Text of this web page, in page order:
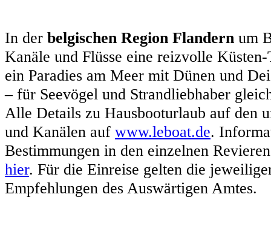
In der belgischen Region Flandern um
Kanäle und Flüsse eine reizvolle
ein Paradies am Meer mit Dünen und
– für Seevögel und Strandliebhaber
Alle Details zu Hausbooturlaub auf den
und Kanälen auf www.leboat.de.
Bestimmungen in den einzelnen
hier. Für die Einreise gelten die
Empfehlungen des Auswärtigen Amtes.